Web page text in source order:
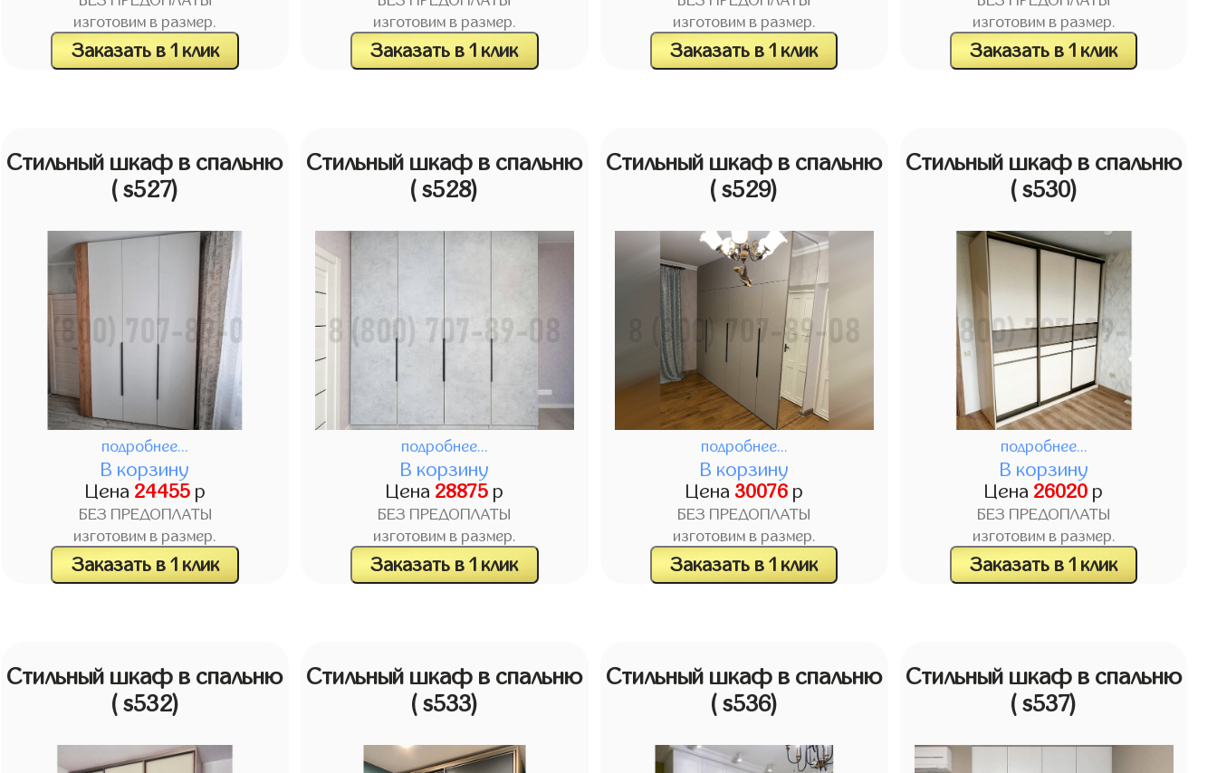
изготовим в размер.
Заказать в 1 клик
изготовим в размер.
Заказать в 1 клик
изготовим в размер.
Заказать в 1 клик
изготовим в размер.
Заказать в 1 клик
Стильный шкаф в спальню
( s527)
подробнее...
В корзину
Цена 24455р
БЕЗ ПРЕДОПЛАТЫ
изготовим в размер.
Заказать в 1 клик
Стильный шкаф в спальню
( s528)
подробнее...
В корзину
Цена 28875р
БЕЗ ПРЕДОПЛАТЫ
изготовим в размер.
Заказать в 1 клик
Стильный шкаф в спальню
( s529)
подробнее...
В корзину
Цена 30076р
БЕЗ ПРЕДОПЛАТЫ
изготовим в размер.
Заказать в 1 клик
Стильный шкаф в спальню
( s530)
подробнее...
В корзину
Цена 26020 р
БЕЗ ПРЕДОПЛАТЫ
изготовим в размер.
Заказать в 1 клик
Стильный шкаф в спальню
( s532)
Стильный шкаф в спальню
( s533)
Стильный шкаф в спальню
( s536)
Стильный шкаф в спальню
( s537)